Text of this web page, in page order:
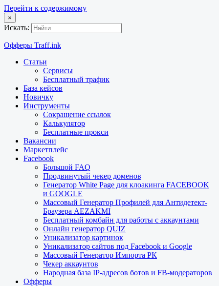
Перейти к содержимому
×
Искать:
Офферы Traff.ink
Статьи
Сервисы
Бесплатный трафик
База кейсов
Новичку
Инструменты
Сокращение ссылок
Калькулятор
Бесплатные прокси
Вакансии
Маркетплейс
Facebook
Большой FAQ
Продвинутый чекер доменов
Генератор White Page для клоакинга FACEBOOK
и GOOGLE
Массовый Генератор Профилей для Антидетект-
Браузера AEZAKMI
Бесплатный комбайн для работы с аккаунтами
Онлайн генератор QUIZ
Уникализатор картинок
Уникализатор сайтов под Facebook и Google
Массовый Генератор Импорта РК
Чекер аккаунтов
Народная база IP-адресов ботов и FB-модераторов
Офферы